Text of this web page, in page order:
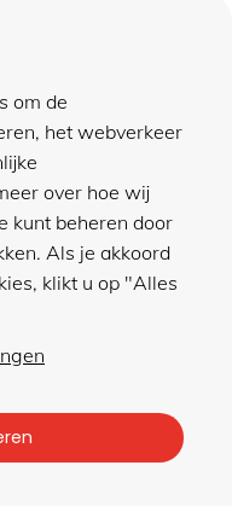
Algemene voorwaarden
om de
het webverkeer
over hoe wij
kunt beheren door
Als je akkoord
klikt u op "Alles